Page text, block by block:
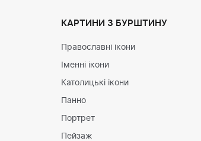
КАРТИНИ З БУРШТИНУ
Православні ікони
Іменні ікони
Католицькі ікони
Панно
Портрет
Пейзаж